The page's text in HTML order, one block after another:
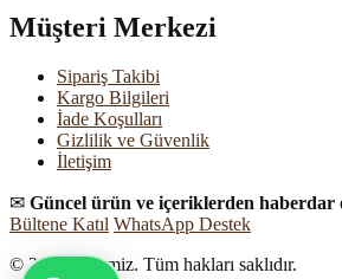
Müşteri Merkezi
Sipariş Takibi
Kargo Bilgileri
İade Koşulları
Gizlilik ve Güvenlik
İletişim
✉ Güncel ürün ve içeriklerden haberdar
Bültene Katıl WhatsApp Destek
© 2026 Tazemiz. Tüm hakları saklıdır.